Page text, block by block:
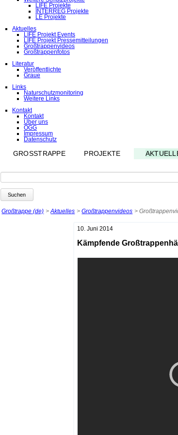
LIFE Projekte
INTERREG Projekte
LE Projekte
Aktuelles
LIFE Projekt Events
LIFE Projekt Pressemitteilungen
Großtrappenvideos
Großtrappenfotos
Literatur
Veröffentlichte
Graue
Links
Naturschutzmonitoring
Weitere Links
Kontakt
Kontakt
Über uns
ÖGG
Impressum
Datenschutz
Navigation
überspringen
GROSSTRAPPE PROJEKTE
Suchbegriffe
Suchen
Großtrappe (de) Aktuelles Großtrappenvideos
10. Juni 2014
Kämpfende